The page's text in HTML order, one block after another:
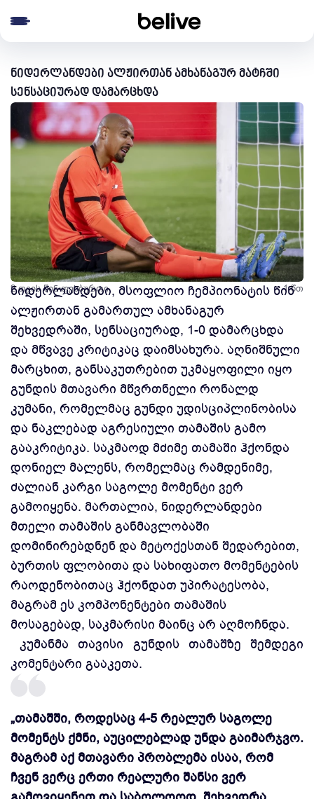
ნიდერლანდები ალჟირთან ამხანაგურ მატჩში
სენსაციურად დამარცხდა
2 თვის წინ ფეხბურთი 1 წთ
ნიდერლანდები, მსოფლიო ჩემპიონატის წინ
ალჟირთან გამართულ ამხანაგურ
შეხვედრაში, სენსაციურად, 1-0 დამარცხდა
და მწვავე კრიტიკაც დაიმსახურა. აღნიშნული
მარცხით, განსაკუთრებით უკმაყოფილი იყო
გუნდის მთავარი მწვრთნელი რონალდ
კუმანი, რომელმაც გუნდი უდისციპლინობისა
და ნაკლებად აგრესიული თამაშის გამო
გააკრიტიკა. საკმაოდ მძიმე თამაში ჰქონდა
დონიელ მალენს, რომელმაც რამდენიმე,
ძალიან კარგი საგოლე მომენტი ვერ
გამოიყენა. მართალია, ნიდერლანდები
მთელი თამაშის განმავლობაში
დომინირებდნენ და მეტოქესთან შედარებით,
ბურთის ფლობითა და სახიფათო მომენტების
რაოდენობითაც ჰქონდათ უპირატესობა,
მაგრამ ეს კომპონენტები თამაშის
მოსაგებად, საკმარისი მაინც არ აღმოჩნდა.
კუმანმა თავისი გუნდის თამაშზე შემდეგი
კომენტარი გააკეთა.
„თამაშში, როდესაც 4-5 რეალურ საგოლე
მომენტს ქმნი, აუცილებლად უნდა გაიმარჯვო.
მაგრამ აქ მთავარი პრობლემა ისაა, რომ
ჩვენ ვერც ერთი რეალური შანსი ვერ